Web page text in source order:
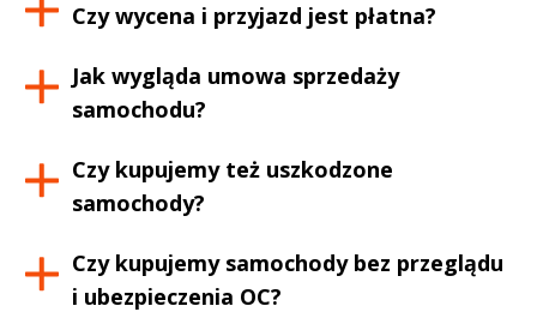
Czy wycena i przyjazd jest płatna?
Jak wygląda umowa sprzedaży
samochodu?
Czy kupujemy też uszkodzone
samochody?
Czy kupujemy samochody bez przeglądu
i ubezpieczenia OC?